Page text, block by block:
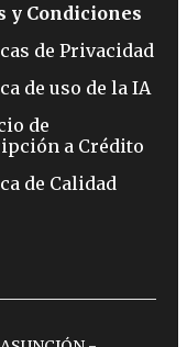
y Condiciones
de Privacidad
de uso de la IA
de
a Crédito
de Calidad